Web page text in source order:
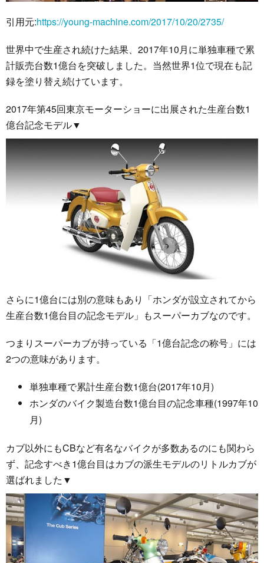
引用元:https://young-machine.com/2017/10/20/2735/
世界中で生産され続けた結果、2017年10月に単独車種で累
計販売台数1億台を突破しました。当然世界1位で現在も記
録を塗り替え続けています。
2017年第45回東京モーターショーに出展された生産台数1
億台記念モデル▼
さらに1億台には別の意味もあり「ホンダが設立されてから
生産台数1億台目の記念モデル」もスーパーカブなのです。
つまりスーパーカブが持っている「1億台記念の称号」には
2つの意味があります。
単独車種で累計生産台数1億台(2017年10月)
ホンダのバイク製造台数1億台目の記念車種(1997年10
月)
カブ以外にもCBなど有名なバイクが多数あるのにも関わら
ず、記念すべき1億台目はカブの派生モデルのリトルカブが
選ばれました▼